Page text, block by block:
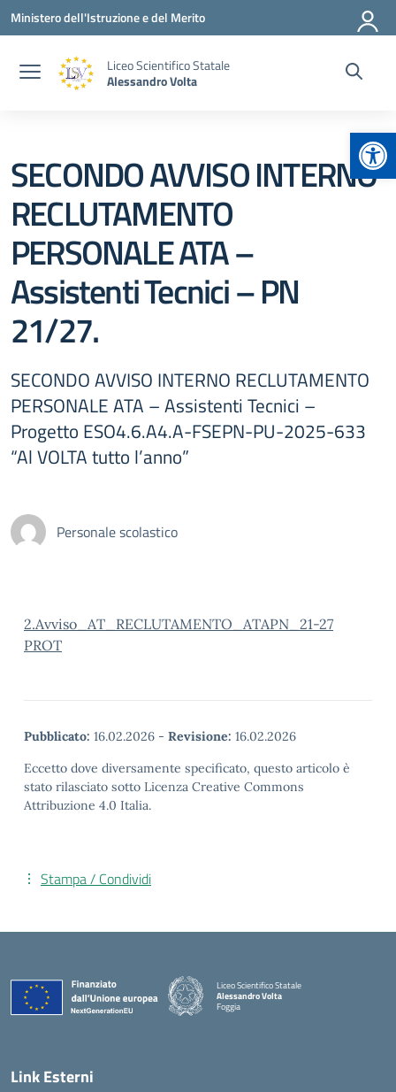
Vai ai contenuti
Vai al menu di navigazione
Vai al footer
Ministero dell'Istruzione e del Merito
Liceo Scientifico Statale
Alessandro Volta
SECONDO AVVISO INTERNO
RECLUTAMENTO
PERSONALE ATA –
Assistenti Tecnici – PN
21/27.
SECONDO AVVISO INTERNO RECLUTAMENTO
PERSONALE ATA – Assistenti Tecnici –
Progetto ESO4.6.A4.A-FSEPN-PU-2025-633
“Al VOLTA tutto l’anno”
Personale scolastico
2.Avviso_AT_RECLUTAMENTO_ATAPN_21-27
PROT
Pubblicato: 16.02.2026 - Revisione: 16.02.2026
Eccetto dove diversamente specificato, questo articolo è
stato rilasciato sotto Licenza Creative Commons
Attribuzione 4.0 Italia.
Stampa / Condividi
Liceo Scientifico Statale
Alessandro Volta
Foggia
— Visita la pagina iniziale della scuola
Link Esterni